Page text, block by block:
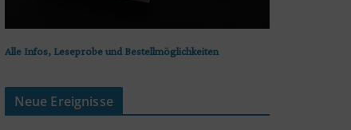
Alle Infos, Leseprobe und Bestellmöglichkeiten
Neue Ereignisse